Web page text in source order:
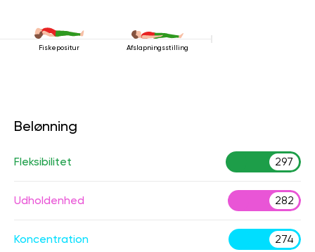
Fiskepositur Afslapningsstilling
Belønning
Fleksibilitet 297
Udholdenhed 282
Koncentration 274